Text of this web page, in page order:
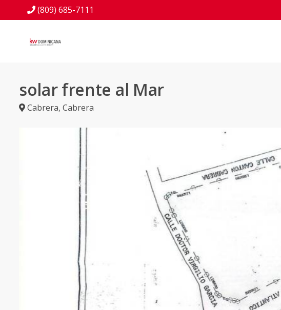
(809) 685-7111
solar frente al Mar
Cabrera, Cabrera